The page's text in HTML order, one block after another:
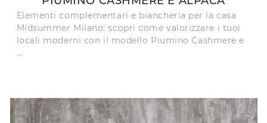
Elementi complementari e biancheria per la casa
Midsummer Milano: scopri come valorizzare i tuoi
locali moderni con il modello Piumino Cashmere e
...